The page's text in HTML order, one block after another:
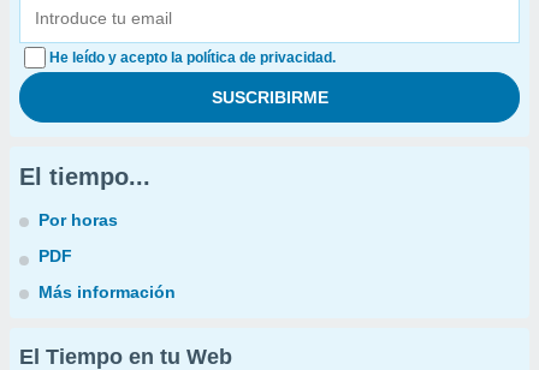
He leído y acepto la política de privacidad.
El tiempo...
Por horas
PDF
Más información
El Tiempo en tu Web